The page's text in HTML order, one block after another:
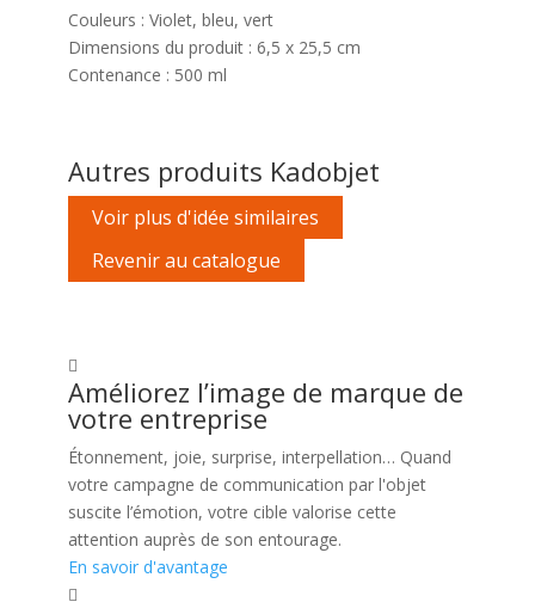
Couleurs : Violet, bleu, vert
Dimensions du produit : 6,5 x 25,5 cm
Contenance : 500 ml
Autres produits Kadobjet
Voir plus d'idée similaires
Revenir au catalogue
Améliorez l’image de marque de
votre entreprise
Étonnement, joie, surprise, interpellation… Quand
votre campagne de communication par l'objet
suscite l’émotion, votre cible valorise cette
attention auprès de son entourage.
En savoir d'avantage